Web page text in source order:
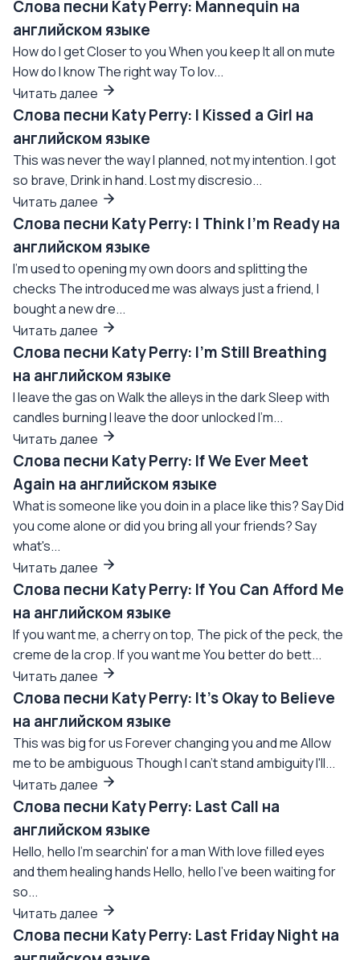
Слова песни Katy Perry: Mannequin на
английском языке
How do I get Closer to you When you keep It all on mute
How do I know The right way To lov...
Читать далее
Слова песни Katy Perry: I Kissed a Girl на
английском языке
This was never the way I planned, not my intention. I got
so brave, Drink in hand. Lost my discresio...
Читать далее
Слова песни Katy Perry: I Think I'm Ready на
английском языке
I'm used to opening my own doors and splitting the
checks The introduced me was always just a friend, I
bought a new dre...
Читать далее
Слова песни Katy Perry: I'm Still Breathing
на английском языке
I leave the gas on Walk the alleys in the dark Sleep with
candles burning I leave the door unlocked I'm...
Читать далее
Слова песни Katy Perry: If We Ever Meet
Again на английском языке
What is someone like you doin in a place like this? Say Did
you come alone or did you bring all your friends? Say
what's...
Читать далее
Слова песни Katy Perry: If You Can Afford Me
на английском языке
If you want me, a cherry on top, The pick of the peck, the
creme de la crop. If you want me You better do bett...
Читать далее
Слова песни Katy Perry: It's Okay to Believe
на английском языке
This was big for us Forever changing you and me Allow
me to be ambiguous Though I can't stand ambiguity I'll...
Читать далее
Слова песни Katy Perry: Last Call на
английском языке
Hello, hello I'm searchin' for a man With love filled eyes
and them healing hands Hello, hello I've been waiting for
so...
Читать далее
Слова песни Katy Perry: Last Friday Night на